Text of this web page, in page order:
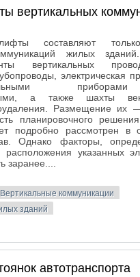
вертикальных
составляют
жилых
вертикальных
электрическая
а также шахты
Размещение их
планировочного
подробно рассмотрен в
Однако факторы,
указанных
заранее....
Вертикальные коммуникации
зданий
автотранспорта